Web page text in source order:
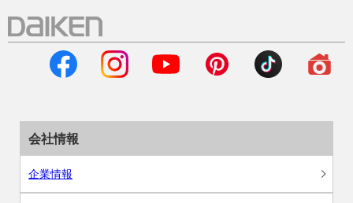
会社情報
企業情報